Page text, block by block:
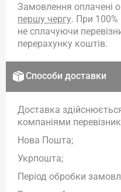
Замовлення оплачені
першу чергу. При
не сплачуючи
перерахунку коштів.
Способи доставки
Доставка
компаніями
Нова Пошта;
Укрпошта;
Період обробки